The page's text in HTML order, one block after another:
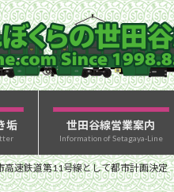
垢 世田谷線営業案内
Information of Setagaya-Line
高速鉄道第11号線として都市計画決定